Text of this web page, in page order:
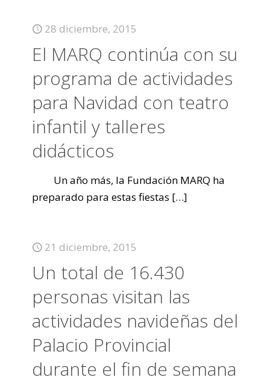
28 diciembre, 2015
El MARQ continúa con su
programa de actividades
para Navidad con teatro
infantil y talleres
didácticos
Un año más, la Fundación MARQ ha
preparado para estas fiestas […]
21 diciembre, 2015
Un total de 16.430
personas visitan las
actividades navideñas del
Palacio Provincial
durante el fin de semana